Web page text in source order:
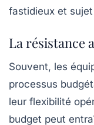
fastidieux et
La résistance
Souvent, les
processus
leur flexibilité
budget peut